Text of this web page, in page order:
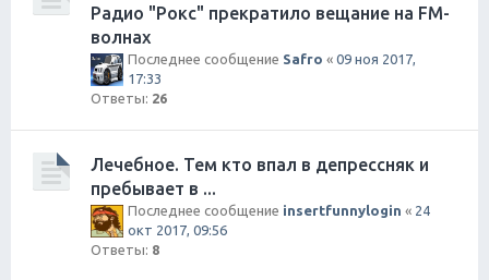
Радио "Рокс" прекратило вещание на FM-
волнах
Последнее сообщение Safro « 09 ноя 2017,
17:33
Ответы: 26
Лечебное. Тем кто впал в депрессняк и
пребывает в ...
Последнее сообщение insertfunnylogin « 24
окт 2017, 09:56
Ответы: 8